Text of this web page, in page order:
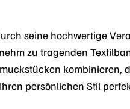
seine hochwertige
zu tragenden
kombinieren,
persönlichen Stil